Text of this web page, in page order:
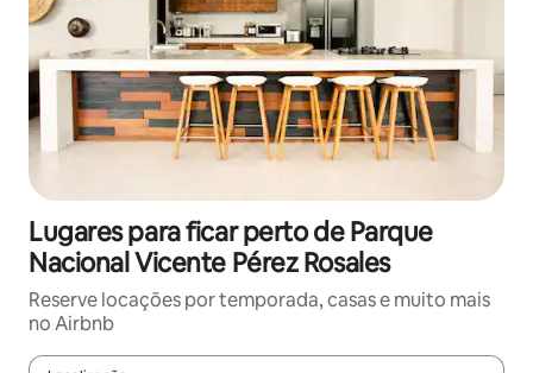
Lugares para ficar perto de Parque
Nacional Vicente Pérez Rosales
Reserve locações por temporada, casas e muito mais
no Airbnb